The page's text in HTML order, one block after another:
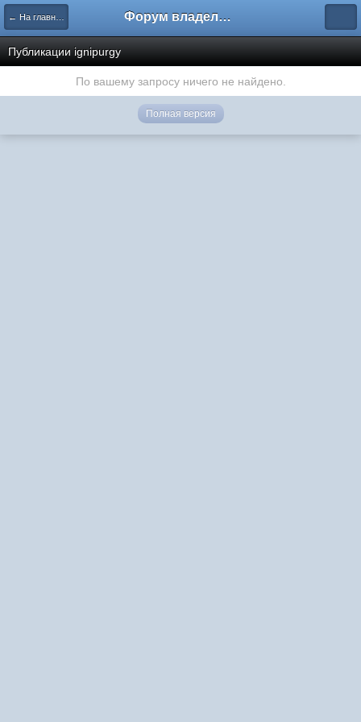
← На главную Форум владельцев интернет-магазинов
Публикации ignipurgy
По вашему запросу ничего не найдено.
Полная версия